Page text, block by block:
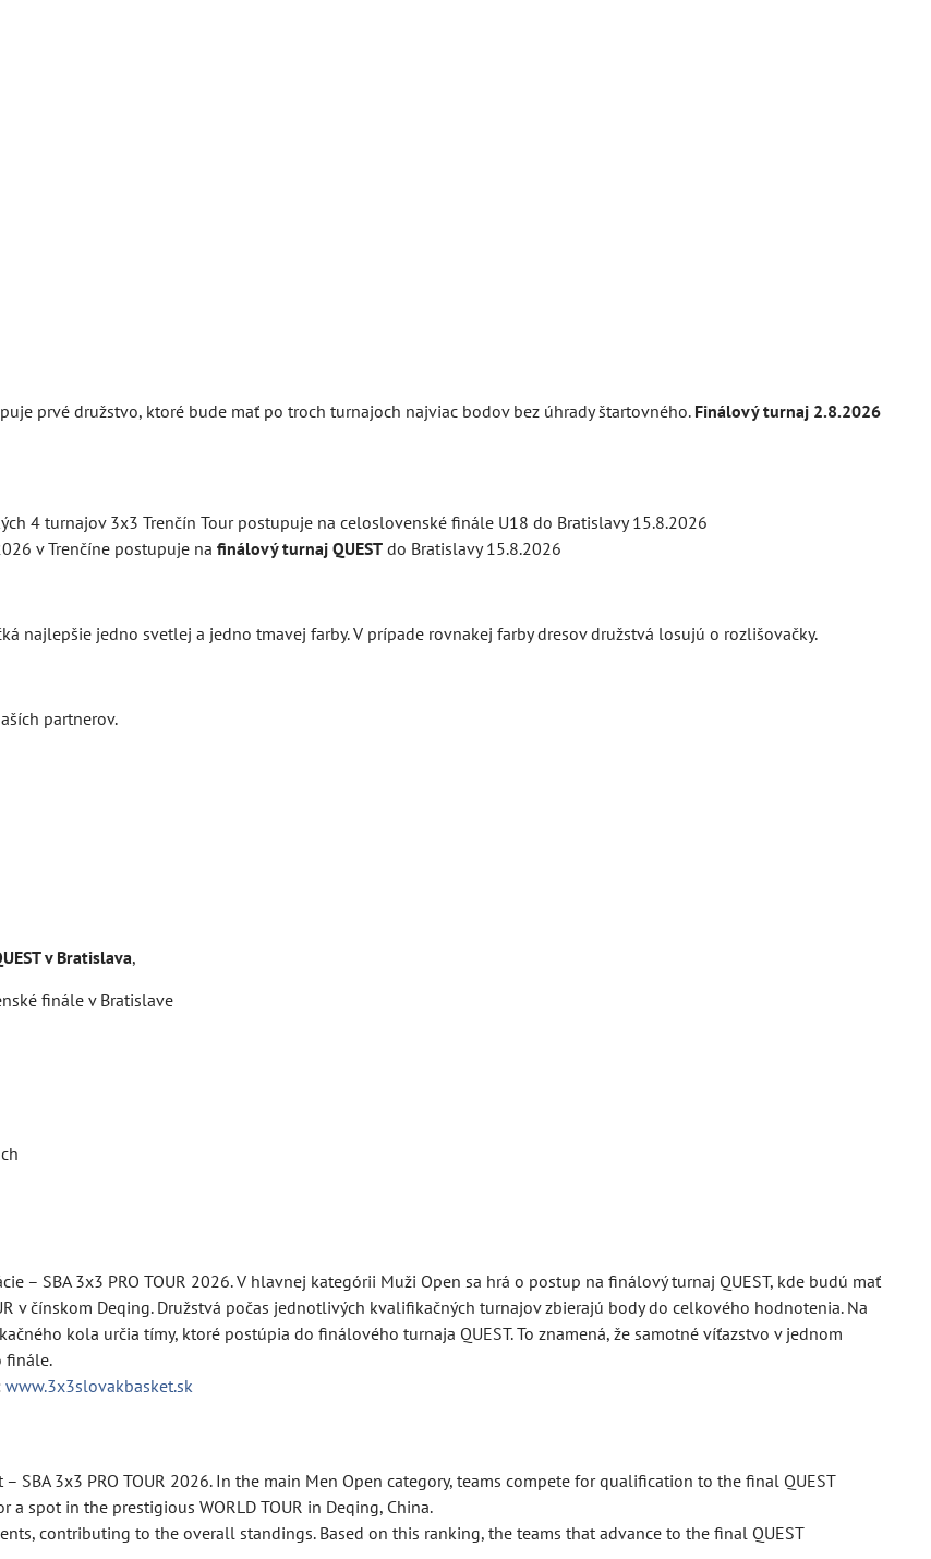
prvé družstvo, ktoré bude mať po troch turnajoch najviac bodov bez úhrady štartovného. Finálový turnaj 2.8.2026
4 turnajov 3x3 Trenčín Tour postupuje na celoslovenské finále U18 do Bratislavy 15.8.2026
v Trenčíne postupuje na finálový turnaj QUESTdo Bratislavy 15.8.2026
najlepšie jedno svetlej a jedno tmavej farby. V prípade rovnakej farby dresov družstvá losujú o rozlišovačky.
partnerov.
v Bratislava,
finále v Bratislave
– SBA 3x3 PRO TOUR 2026. V hlavnej kategórii Muži Open sa hrá o postup na finálový turnaj QUEST, kde budú mať
v čínskom Deqing. Družstvá počas jednotlivých kvalifikačných turnajov zbierajú body do celkového hodnotenia. Na
kola určia tímy, ktoré postúpia do finálového turnaja QUEST. To znamená, že samotné víťazstvo v jednom
finále.
www.3x3slovakbasket.sk
3x3 PRO TOUR 2026. In the main Men Open category, teams compete for qualification to the final QUEST
spot in the prestigious WORLD TOUR in Deqing, China.
contributing to the overall standings. Based on this ranking, the teams that advance to the final QUEST